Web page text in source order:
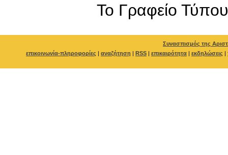
To Γραφείο Τύπου
Συνασπισμός της
επικοινωνία-πληροφορίες | αναζήτηση | RSS | επικαιρότητα | εκδηλώσεις |